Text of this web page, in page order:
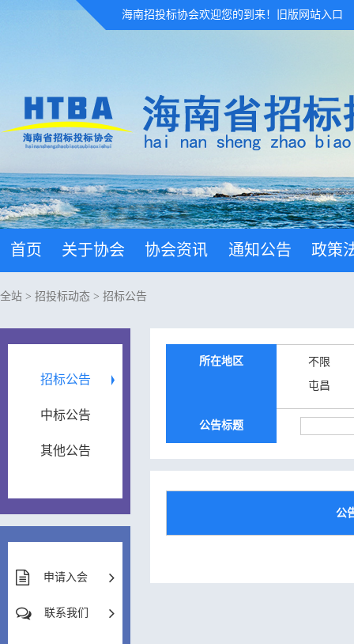
海南招投标协会欢迎您的到来！ 旧版网站入口
首页 关于协会 协会资讯 通知公告 政策
全站 > 招投标动态 > 招标公告
招标公告
中标公告
其他公告
申请入会
联系我们
所在地区
不限
屯昌
公告标题
公